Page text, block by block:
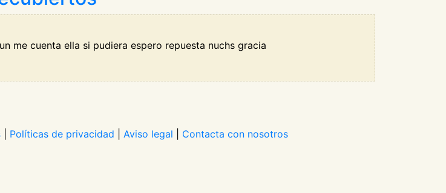
me cuenta ella si pudiera espero repuesta nuchs gracia
| Políticas de privacidad Aviso legal Contacta con nosotros